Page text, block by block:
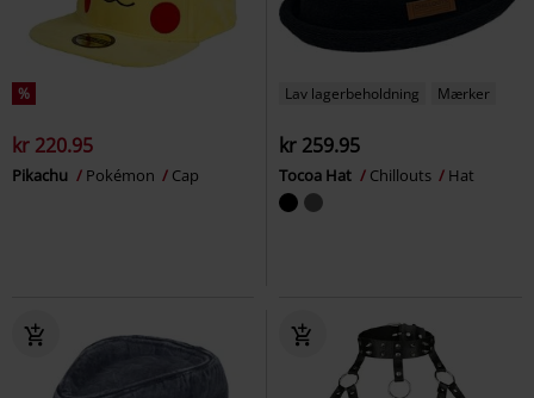
%
kr 220.95
Pikachu Pokémon Cap
Lav lagerbeholdning Mærker
kr 259.95
Tocoa Hat Chillouts Hat